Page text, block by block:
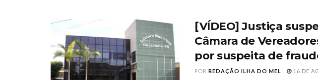
[VÍDEO] Justiça
Câmara de
por suspeita de
POR REDAÇÃO ILHA DO MEL 16 DE